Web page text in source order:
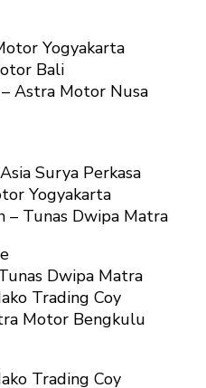
Yogyakarta
Bali
– Astra Motor Nusa
Surya Perkasa
Yogyakarta
– Tunas Dwipa Matra
Dwipa Matra
Trading Coy
Motor Bengkulu
Trading Coy